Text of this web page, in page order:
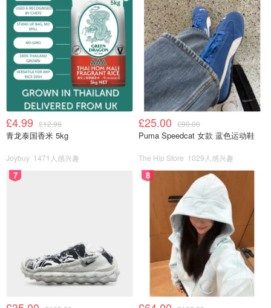
£4.99 £12.99
青龙泰国香米 5kg
Joybuy 1471人感兴趣
£25.00 £90.00
Puma Speedcat 女款 蓝色运动鞋
The Hip Store 1029人感兴趣
7 8